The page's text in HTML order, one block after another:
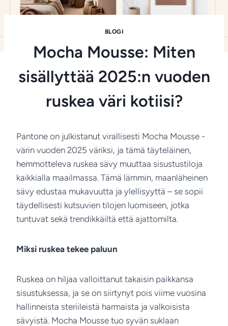
BLOGI
Mocha Mousse: Miten
sisällyttää 2025:n vuoden
ruskea väri kotiisi?
Pantone on julkistanut virallisesti Mocha Mousse -
värin vuoden 2025 väriksi, ja tämä täyteläinen,
hemmotteleva ruskea sävy muuttaa sisustustiloja
kaikkialla maailmassa. Tämä lämmin, maanläheinen
sävy edustaa mukavuutta ja ylellisyyttä – se sopii
täydellisesti kutsuvien tilojen luomiseen, jotka
tuntuvat sekä trendikkäiltä että ajattomilta.
Miksi ruskea tekee paluun
Ruskea on hiljaa valloittanut takaisin paikkansa
sisustuksessa, ja se on siirtynyt pois viime vuosina
hallinneista steriileistä harmaista ja valkoisista
sävyistä. Mocha Mousse tuo syvän suklaan